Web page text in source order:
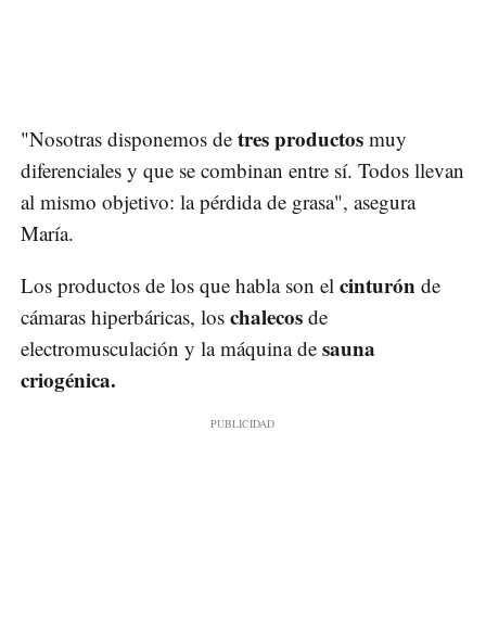
"Nosotras disponemos de tres productos muy
diferenciales y que se combinan entre sí. Todos llevan
al mismo objetivo: la pérdida de grasa", asegura
María.
Los productos de los que habla son el cinturón de
cámaras hiperbáricas, los chalecos de
electromusculación y la máquina de sauna
criogénica.